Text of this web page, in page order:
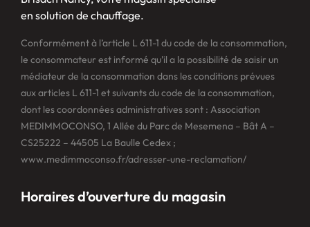
en solution de chauffage.
Conformément à l’article L 611-1 du code de la consommation,
le consommateur est informé qu’il a la possibilité de saisir un
médiateur de la consommation dans les conditions prévues
aux articles L 611-1 et suivants du code de la consommation,
dont les coordonnées administratives sont : Association
MEDIMMOCONSO, 1 Allée du Parc de Mesemena – Bât A –
CS25222 – 44505 La Baulle Cedex ;
www.medimmoconso.fr/adresser-une-reclamation/
Horaires d’ouverture du magasin